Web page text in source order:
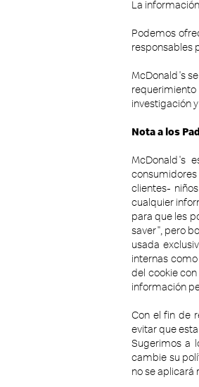
La
Podemos
responsables
McDonald's
requerimiento
investigación
Nota a los
McDonald's
clientes-
cualquier
para que les
saver", pero
usada
internas
del cookie
información
Con el fin de
evitar que
Sugerimos a
cambie su
no se aplicará